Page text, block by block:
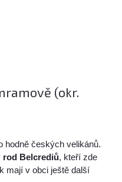
(okr.
hodně českých velikánů.
rod Belcrediů, kteří zde
mají v obci ještě další